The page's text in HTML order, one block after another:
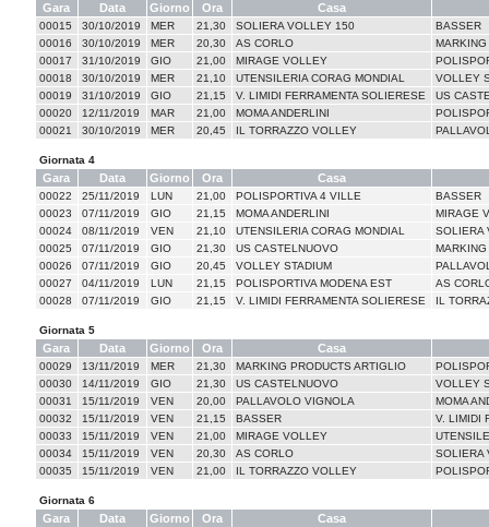
Gara Data Giorno Ora Casa
00015 30/10/2019 MER 21,30 SOLIERA VOLLEY 150
BASSER
00016
30/10/2019 MER 20,30 AS CORLO
00017
31/10/2019 GIO 21,00 MIRAGE VOLLEY
00018
30/10/2019 MER 21,10 UTENSILERIA CORAG MONDIAL
VOLLEY
00019
31/10/2019 GIO 21,15 V. LIMIDI FERRAMENTA SOLIERESE
US
00020
12/11/2019 MAR 21,00 MOMA ANDERLINI
00021
30/10/2019 MER 20,45 IL TORRAZZO VOLLEY
Giornata 4
Gara Data Giorno Ora Casa
00022 25/11/2019 LUN 21,00 POLISPORTIVA 4 VILLE
BASSER
00023
07/11/2019 GIO 21,15 MOMA ANDERLINI
MIRAGE
00024
08/11/2019 VEN 21,10 UTENSILERIA CORAG MONDIAL
SOLIERA
00025
07/11/2019 GIO 21,30 US CASTELNUOVO
00026
07/11/2019 GIO 20,45 VOLLEY STADIUM
00027
04/11/2019 LUN 21,15 POLISPORTIVA MODENA EST
AS
00028
07/11/2019 GIO 21,15 V. LIMIDI FERRAMENTA SOLIERESE IL
Giornata 5
Gara Data Giorno Ora Casa
00029 13/11/2019 MER 21,30 MARKING PRODUCTS ARTIGLIO
00030
14/11/2019 GIO 21,30 US CASTELNUOVO
VOLLEY
00031
15/11/2019 VEN 20,00 PALLAVOLO VIGNOLA
MOMA
00032
15/11/2019 VEN 21,15 BASSER
V. LIMIDI
00033
15/11/2019 VEN 21,00 MIRAGE VOLLEY
00034
15/11/2019 VEN 20,30 AS CORLO
SOLIERA
00035
15/11/2019 VEN 21,00 IL TORRAZZO VOLLEY
Giornata 6
Gara Data Giorno Ora Casa